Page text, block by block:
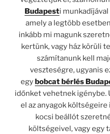
Budapesti munkadíjával
amely a legtöbb
inkább mi magunk
kertünk, vagy ház körüli
számítanunk kell
veszteségre, ugyanis
egy bobcat bérlés
időnket vehetnek igénybe.
el az anyagok
kocsi beállót
költségeivel, vagy egy